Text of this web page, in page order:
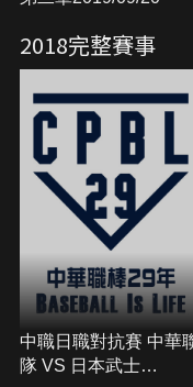
2018完整賽事
中職日職對抗賽 中華
隊 VS 日本武士